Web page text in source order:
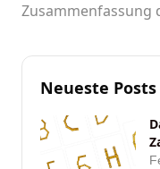
Zusammenfassung
Neueste Posts